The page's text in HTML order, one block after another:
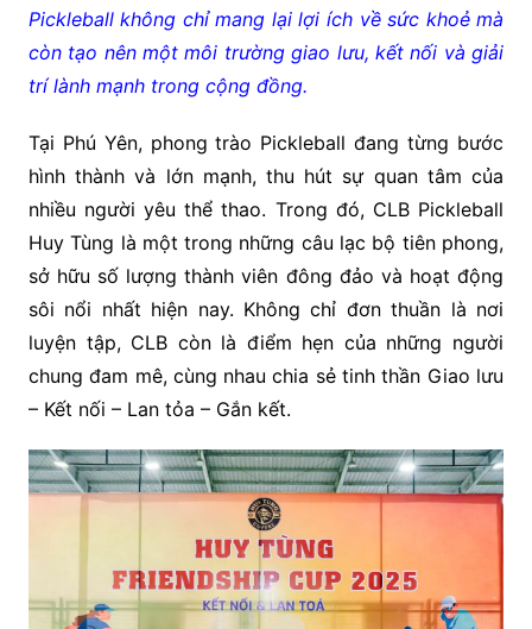
Pickleball không chỉ mang lại lợi ích về sức khoẻ mà
còn tạo nên một môi trường giao lưu, kết nối và giải
trí lành mạnh trong cộng đồng.
Tại Phú Yên, phong trào Pickleball đang từng bước
hình thành và lớn mạnh, thu hút sự quan tâm của
nhiều người yêu thể thao. Trong đó, CLB Pickleball
Huy Tùng là một trong những câu lạc bộ tiên phong,
sở hữu số lượng thành viên đông đảo và hoạt động
sôi nổi nhất hiện nay. Không chỉ đơn thuần là nơi
luyện tập, CLB còn là điểm hẹn của những người
chung đam mê, cùng nhau chia sẻ tinh thần Giao lưu
– Kết nối – Lan tỏa – Gắn kết.